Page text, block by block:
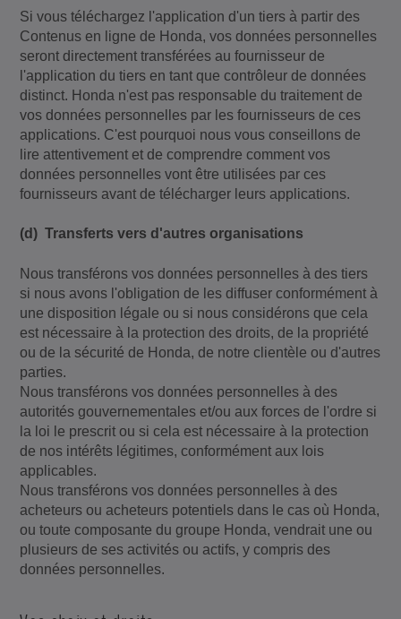
Si vous téléchargez l'application d'un tiers à partir des
Contenus en ligne de Honda, vos données personnelles
seront directement transférées au fournisseur de
l'application du tiers en tant que contrôleur de données
distinct. Honda n'est pas responsable du traitement de
vos données personnelles par les fournisseurs de ces
applications. C'est pourquoi nous vous conseillons de
lire attentivement et de comprendre comment vos
données personnelles vont être utilisées par ces
fournisseurs avant de télécharger leurs applications.
(d) Transferts vers d'autres organisations
Nous transférons vos données personnelles à des tiers
si nous avons l'obligation de les diffuser conformément à
une disposition légale ou si nous considérons que cela
est nécessaire à la protection des droits, de la propriété
ou de la sécurité de Honda, de notre clientèle ou d'autres
parties.
Nous transférons vos données personnelles à des
autorités gouvernementales et/ou aux forces de l'ordre si
la loi le prescrit ou si cela est nécessaire à la protection
de nos intérêts légitimes, conformément aux lois
applicables.
Nous transférons vos données personnelles à des
acheteurs ou acheteurs potentiels dans le cas où Honda,
ou toute composante du groupe Honda, vendrait une ou
plusieurs de ses activités ou actifs, y compris des
données personnelles.